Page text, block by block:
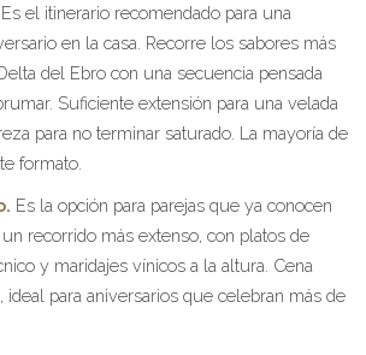
Es el itinerario recomendado para una
en la casa. Recorre los sabores más
del Ebro con una secuencia pensada
Suficiente extensión para una velada
para no terminar saturado. La mayoría de
formato.
Es la opción para parejas que ya conocen
recorrido más extenso, con platos de
y maridajes vínicos a la altura. Cena
ideal para aniversarios que celebran más de